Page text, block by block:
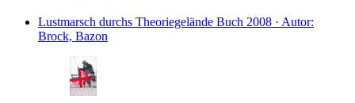
Lustmarsch durchs Theoriegelände Buch 2008 · Autor:
Brock, Bazon